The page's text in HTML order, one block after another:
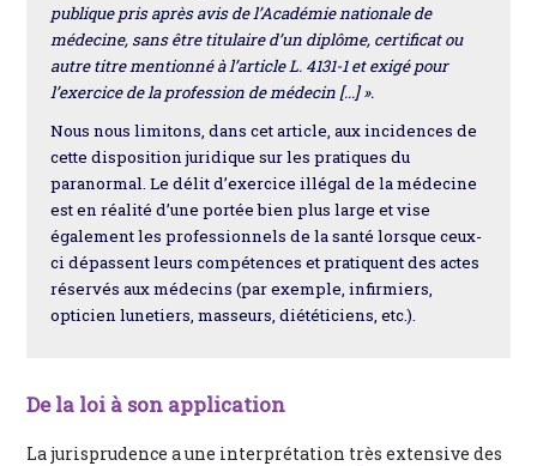
publique pris après avis de l’Académie nationale de
médecine, sans être titulaire d’un diplôme, certificat ou
autre titre mentionné à l’article L. 4131-1 et exigé pour
l’exercice de la profession de médecin [...] ».
Nous nous limitons, dans cet article, aux incidences de
cette disposition juridique sur les pratiques du
paranormal. Le délit d’exercice illégal de la médecine
est en réalité d’une portée bien plus large et vise
également les professionnels de la santé lorsque ceux-
ci dépassent leurs compétences et pratiquent des actes
réservés aux médecins (par exemple, infirmiers,
opticien lunetiers, masseurs, diététiciens, etc.).
De la loi à son application
La jurisprudence a une interprétation très extensive des